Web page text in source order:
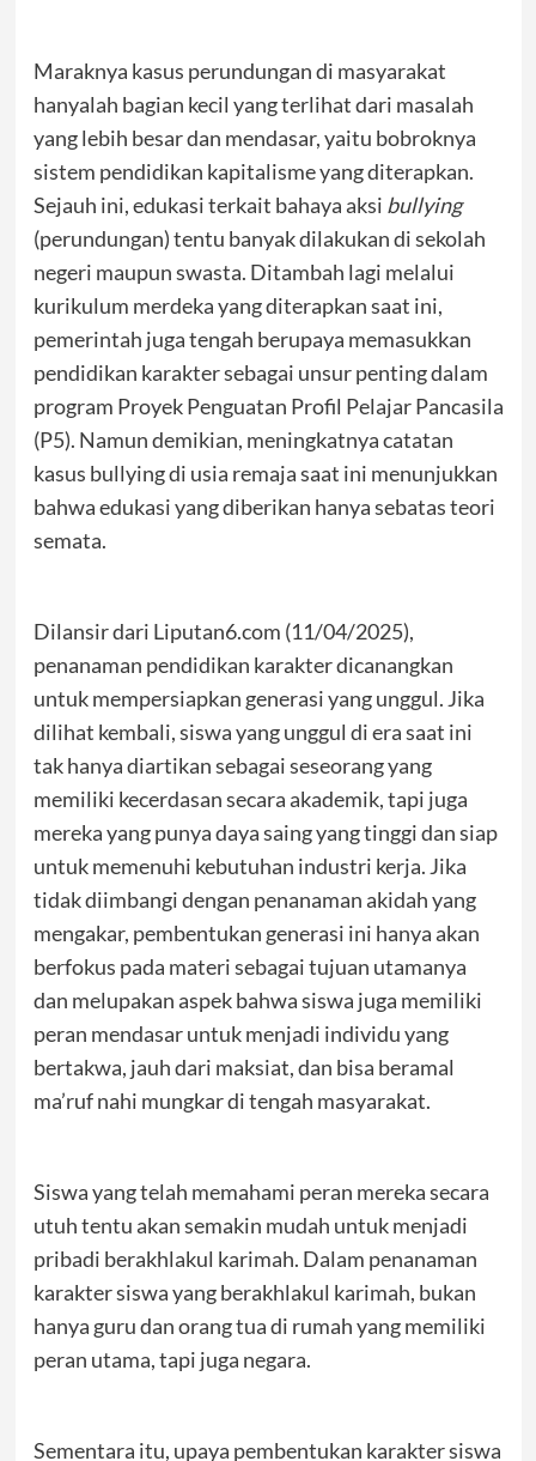
Maraknya kasus perundungan di masyarakat
hanyalah bagian kecil yang terlihat dari masalah
yang lebih besar dan mendasar, yaitu bobroknya
sistem pendidikan kapitalisme yang diterapkan.
Sejauh ini, edukasi terkait bahaya aksi bullying
(perundungan) tentu banyak dilakukan di sekolah
negeri maupun swasta. Ditambah lagi melalui
kurikulum merdeka yang diterapkan saat ini,
pemerintah juga tengah berupaya memasukkan
pendidikan karakter sebagai unsur penting dalam
program Proyek Penguatan Profil Pelajar Pancasila
(P5). Namun demikian, meningkatnya catatan
kasus bullying di usia remaja saat ini menunjukkan
bahwa edukasi yang diberikan hanya sebatas teori
semata.
Dilansir dari Liputan6.com (11/04/2025),
penanaman pendidikan karakter dicanangkan
untuk mempersiapkan generasi yang unggul. Jika
dilihat kembali, siswa yang unggul di era saat ini
tak hanya diartikan sebagai seseorang yang
memiliki kecerdasan secara akademik, tapi juga
mereka yang punya daya saing yang tinggi dan siap
untuk memenuhi kebutuhan industri kerja. Jika
tidak diimbangi dengan penanaman akidah yang
mengakar, pembentukan generasi ini hanya akan
berfokus pada materi sebagai tujuan utamanya
dan melupakan aspek bahwa siswa juga memiliki
peran mendasar untuk menjadi individu yang
bertakwa, jauh dari maksiat, dan bisa beramal
ma’ruf nahi mungkar di tengah masyarakat.
Siswa yang telah memahami peran mereka secara
utuh tentu akan semakin mudah untuk menjadi
pribadi berakhlakul karimah. Dalam penanaman
karakter siswa yang berakhlakul karimah, bukan
hanya guru dan orang tua di rumah yang memiliki
peran utama, tapi juga negara.
Sementara itu, upaya pembentukan karakter siswa